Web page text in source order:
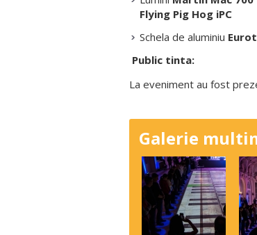
Flying Pig Hog iPC
Schela de aluminiu
Public tinta:
La eveniment au fost
Galerie